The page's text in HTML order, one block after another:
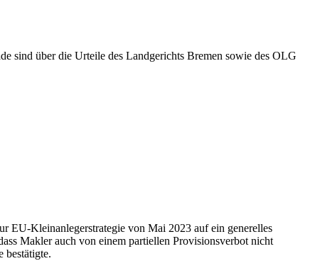
sind über die Urteile des Landgerichts Bremen sowie des OLG
EU-Kleinanlegerstrategie von Mai 2023 auf ein generelles
Makler auch von einem partiellen Provisionsverbot nicht
bestätigte.